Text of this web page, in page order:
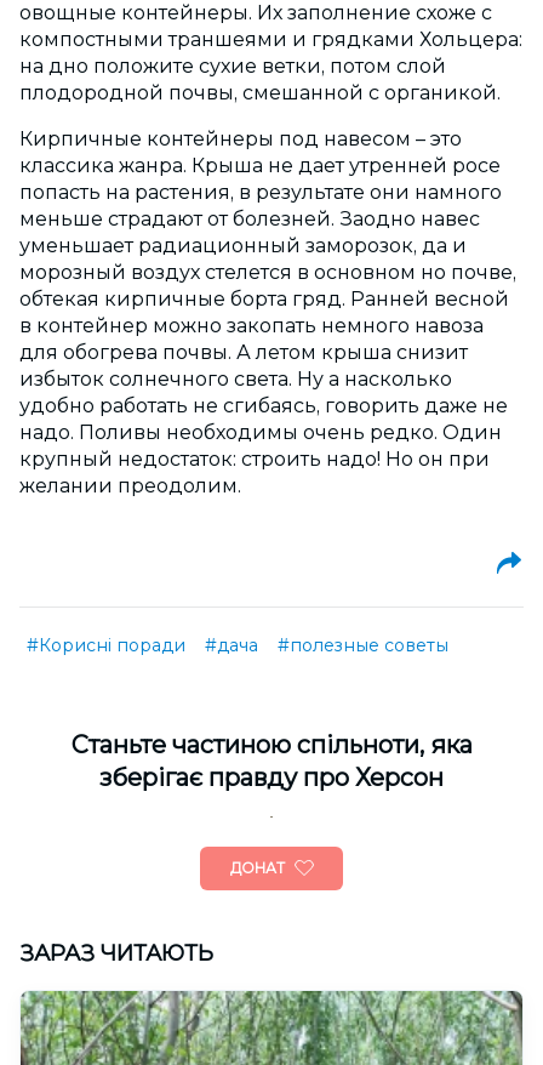
овощные контейнеры. Их заполнение схоже с
компостными траншеями и грядками Хольцера:
на дно положите сухие ветки, потом слой
плодородной почвы, смешанной с органикой.
Кирпичные контейнеры под навесом – это
классика жанра. Крыша не дает утренней росе
попасть на растения, в результате они намного
меньше страдают от болезней. Заодно навес
уменьшает радиационный заморозок, да и
морозный воздух стелется в основном но почве,
обтекая кирпичные борта гряд. Ранней весной
в контейнер можно закопать немного навоза
для обогрева почвы. А летом крыша снизит
избыток солнечного света. Ну а насколько
удобно работать не сгибаясь, говорить даже не
надо. Поливы необходимы очень редко. Один
крупный недостаток: строить надо! Но он при
желании преодолим.
#Корисні поради #дача #полезные советы
Cтаньте частиною спільноти, яка
зберігає правду про Херсон
ДОНАТ
ЗАРАЗ ЧИТАЮТЬ